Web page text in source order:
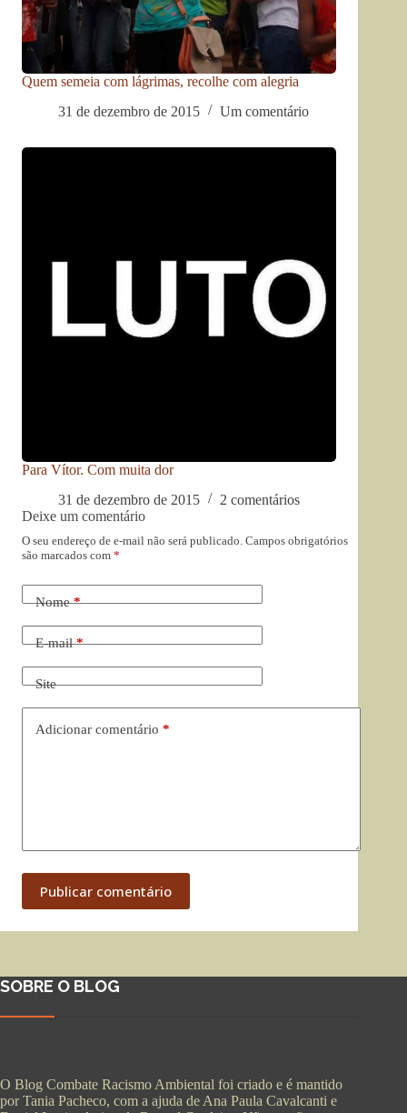
Quem semeia com lágrimas, recolhe com alegria
31 de dezembro de 2015
Um comentário
Para Vítor. Com muita dor
31 de dezembro de 2015
2 comentários
Deixe um comentário
O seu endereço de e-mail não será publicado. Campos obrigatórios
são marcados com *
Nome*
E-mail*
Site
Adicionar comentário *
Publicar comentário
SOBRE O BLOG
O Blog Combate Racismo Ambiental foi criado e é mantido
por Tania Pacheco, com a ajuda de Ana Paula Cavalcanti e